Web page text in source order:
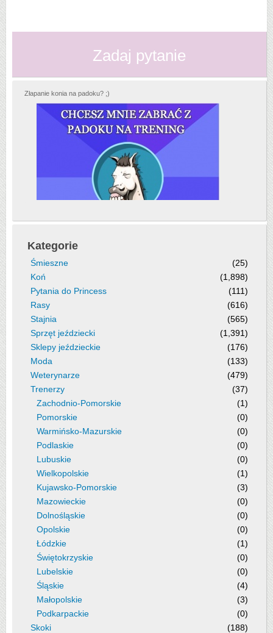
Zadaj pytanie
Złapanie konia na padoku? ;)
Kategorie
Śmieszne
(25)
Koń
(1,898)
Pytania do Princess
(111)
Rasy
(616)
Stajnia
(565)
Sprzęt jeździecki
(1,391)
Sklepy jeździeckie
(176)
Moda
(133)
Weterynarze
(479)
Trenerzy
(37)
Zachodnio-Pomorskie
(1)
Pomorskie
(0)
Warmińsko-Mazurskie
(0)
Podlaskie
(0)
Lubuskie
(0)
Wielkopolskie
(1)
Kujawsko-Pomorskie
(3)
Mazowieckie
(0)
Dolnośląskie
(0)
Opolskie
(0)
Łódzkie
(1)
Świętokrzyskie
(0)
Lubelskie
(0)
Śląskie
(4)
Małopolskie
(3)
Podkarpackie
(0)
Skoki
(188)